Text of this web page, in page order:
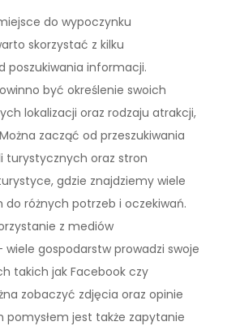
do wypoczynku
skorzystać z kilku
poszukiwania informacji.
być określenie swoich
lokalizacji oraz rodzaju atrakcji,
zacząć od przeszukiwania
turystycznych oraz stron
gdzie znajdziemy wiele
różnych potrzeb i oczekiwań.
z mediów
wiele gospodarstw prowadzi swoje
takich jak Facebook czy
zobaczyć zdjęcia oraz opinie
pomysłem jest także zapytanie